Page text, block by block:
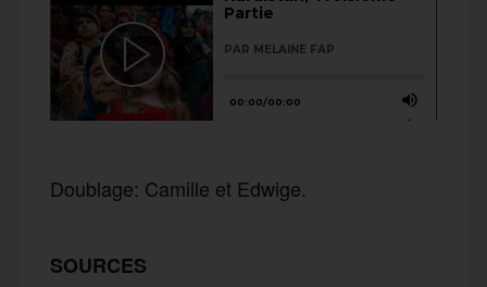
Doublage: Camille et Edwige.
SOURCES